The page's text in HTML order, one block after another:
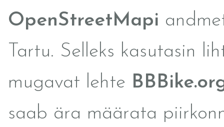
OpenStreetMapi
Tartu. Selleks kasutasin
mugavat lehte
saab ära määrata